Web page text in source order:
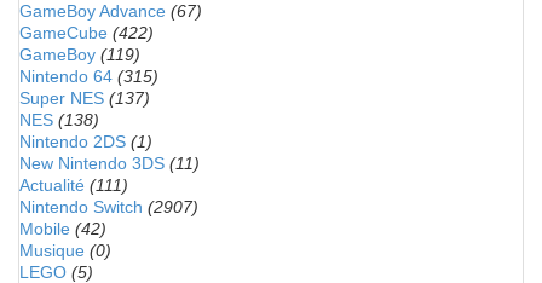
GameBoy Advance (67)
GameCube (422)
GameBoy (119)
Nintendo 64 (315)
Super NES (137)
NES (138)
Nintendo 2DS (1)
New Nintendo 3DS (11)
Actualité (111)
Nintendo Switch (2907)
Mobile (42)
Musique (0)
LEGO (5)